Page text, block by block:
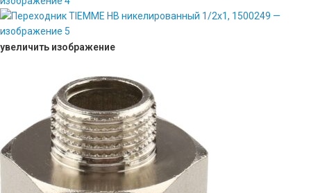
увеличить изображение